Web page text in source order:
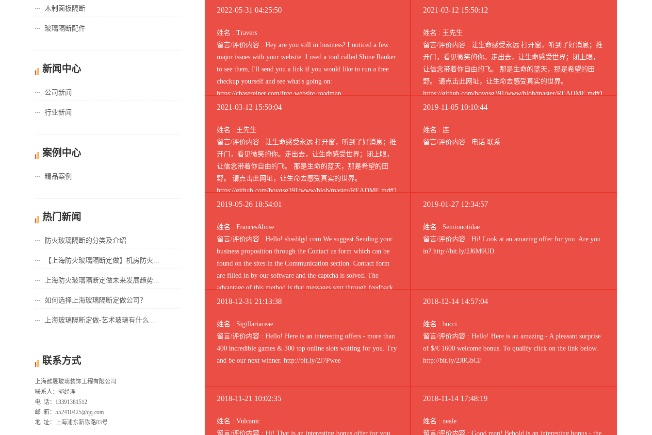
木制面板隔断
玻璃隔断配件
新闻中心
公司新闻
行业新闻
案例中心
精品案例
热门新闻
防火玻璃隔断的分类及介绍
【上海防火玻璃隔断定做】机房防火...
上海防火玻璃隔断定做未来发展趋势...
如何选择上海玻璃隔断定做公司？
上海玻璃隔断定做-艺术玻璃有什么...
联系方式
上海甦晟玻璃装饰工程有限公司
联系人：郭经理
电 话：13391381512
邮 箱：552410425@qq.com
地 址：上海浦东新陈路83号
2022-05-31 04:25:50
姓名 : Travers
留言/评价内容 : Hey are you still in business? I noticed a few
major issues with your website. I used a tool called Shine Ranker
to see them, I'll send you a link if you would like to run a free
checkup yourself and see what's going on:
https://chasereiner.com/free-website-roadmap
2021-03-12 15:50:12
姓名 : 王先生
留言/评价内容 : 让生命感受永远 打开窗，听到了好消息；推
开门，看见微笑的你。走出去，让生命感受世界；闭上眼，
让信念带着你自由的飞。 那是生命的蓝天，那是希望的田
野。 请点击此网址，让生命去感受真实的世界。
https://github.com/boyqsg391/www/blob/master/README.md#1
也可使用短网址 https://git.io/bbbbc https://bit.ly/ttptt
2021-03-12 15:50:04
姓名 : 王先生
留言/评价内容 : 让生命感受永远 打开窗，听到了好消息；推
开门，看见微笑的你。走出去，让生命感受世界；闭上眼，
让信念带着你自由的飞。 那是生命的蓝天，那是希望的田
野。 请点击此网址，让生命去感受真实的世界。
https://github.com/boyqsg391/www/blob/master/README.md#1
也可使用短网址 https://git.io/bbbbc https://bit.ly/ttptt
2019-11-05 10:10:44
姓名 : 连
留言/评价内容 : 电话 联系
2019-05-26 18:54:01
姓名 : FrancesAbuse
留言/评价内容 : Hello! shssblgd.com We suggest Sending your
business proposition through the Contact us form which can be
found on the sites in the Communication section. Contact form
are filled in by our software and the captcha is solved. The
advantage of this method is that messages sent through feedback
forms are whitelisted. This technique raise the chances that your
received this message. Your commercial proposal will be open by
millions of site administrators and those who have access to the
sites! The cost of sending 1 million messages is $ 49 instead of $
99. (you can select any country or country domain) All USA - (10
million messages sent)- $ 299 instead of $599 All sites in the
world (25 million messages sent) - $499 instead of $999 There is
May 31. Feedback and warranty! Delivery report! In the process
of sending messages we don't break the rules GDRP. This message
2019-01-27 12:34:57
姓名 : Semionotidae
留言/评价内容 : Hi! Look at an amazing offer for you. Are you
in? http://bit.ly/2J6M9UD
2018-12-31 21:13:38
姓名 : Sigillariaceae
留言/评价内容 : Hello! Here is an interesting offers - more than
400 incredible games & 300 top online slots waiting for you. Try
and be our next winner. http://bit.ly/2J7Pwee
2018-12-14 14:57:04
姓名 : bucci
留言/评价内容 : Hello! Here is an amazing - A pleasant surprise
of $/€ 1600 welcome bonus. To qualify click on the link below.
http://bit.ly/2J8GbCF
2018-11-21 10:02:35
姓名 : Vulcanic
留言/评价内容 : Hi! That is an interesting bonus offer for you.
2018-11-14 17:48:19
姓名 : neale
留言/评价内容 : Good man! Behold is an interesting bonus - the